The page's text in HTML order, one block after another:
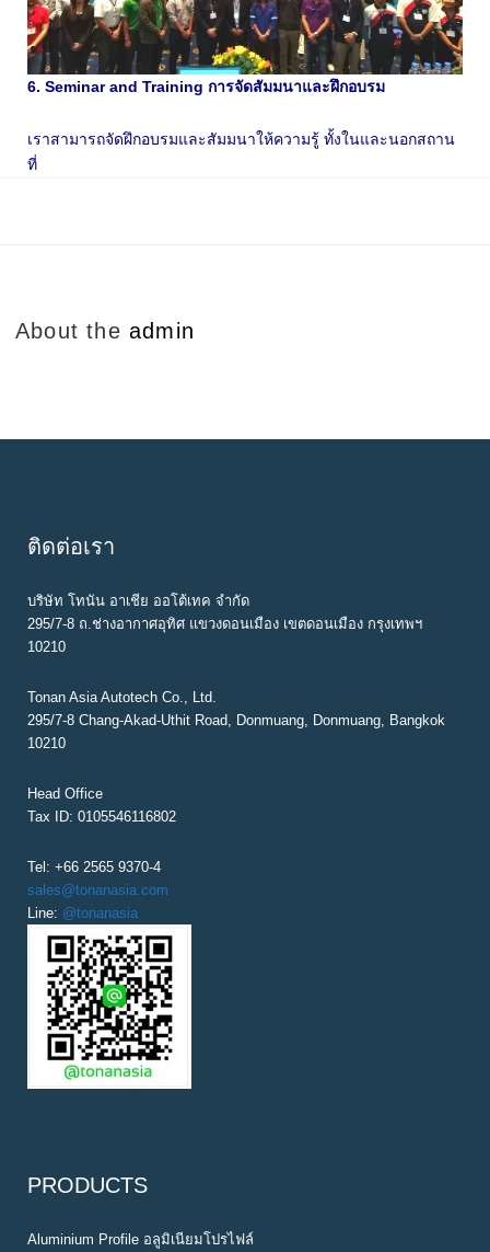
6. Seminar and Training การจัดสัมมนาและฝึกอบรม
เราสามารถจัดฝึกอบรมและสัมมนาให้ความรู้ ทั้งในและนอกสถาน
ที่
About the admin
ติดต่อเรา
บริษัท โทนัน อาเชีย ออโต้เทค จำกัด
295/7-8 ถ.ช่างอากาศอุทิศ แขวงดอนเมือง เขตดอนเมือง กรุงเทพฯ
10210
Tonan Asia Autotech Co., Ltd.
295/7-8 Chang-Akad-Uthit Road, Donmuang, Donmuang, Bangkok
10210
Head Office
Tax ID: 0105546116802
Tel: +66 2565 9370-4
sales@tonanasia.com
Line: @tonanasia
PRODUCTS
Aluminium Profile อลูมิเนียมโปรไฟล์